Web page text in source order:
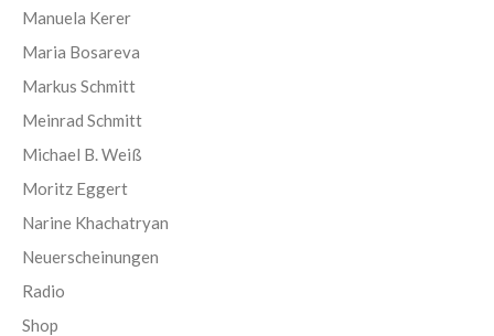
Manuela Kerer
Maria Bosareva
Markus Schmitt
Meinrad Schmitt
Michael B. Weiß
Moritz Eggert
Narine Khachatryan
Neuerscheinungen
Radio
Shop